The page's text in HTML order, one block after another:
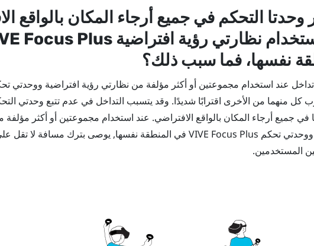
وحدتا التحكم في جميع أرجاء المكان بالواقع
نظارتي رؤية افتراضية
Focus Plus
نفسها، فما سبب ذلك؟
عند استخدام مجموعتين أو أكثر مؤلفة من نظارتي رؤية افتراضية ووحدتي
كل منهما من الأخرى اقترابًا شديدًا. وقد يتسبب التداخل في عدم تتبع وحدتي
في جميع أرجاء المكان بالواقع الافتراضي. عند استخدام مجموعتين أو أكثر
ووحدتي تحكم
VIVE Focus Plus
المستخدمين.